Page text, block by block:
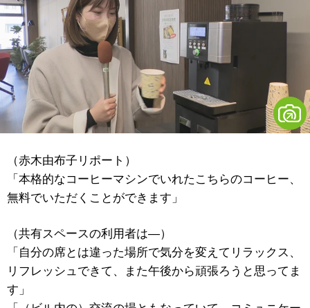
（赤木由布子リポート）
「本格的なコーヒーマシンでいれたこちらのコーヒー、
無料でいただくことができます」
（共有スペースの利用者は―）
「自分の席とは違った場所で気分を変えてリラックス、
リフレッシュできて、また午後から頑張ろうと思ってま
す」